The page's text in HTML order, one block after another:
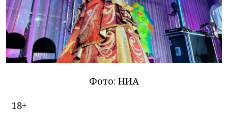
Фото: НИА
18+